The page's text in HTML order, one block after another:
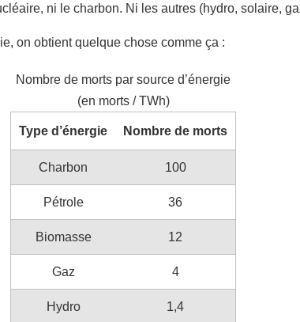
ni le charbon. Ni les autres (hydro, solaire,
on obtient quelque chose comme ça :
Nombre de morts par source d’énergie
(en morts / TWh)
Type d’énergie Nombre de morts
Charbon 100
Pétrole 36
Biomasse 12
Gaz 4
Hydro 1,4